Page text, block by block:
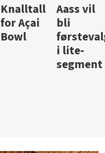
Brus og
jus fra
Berentsen
Hard
iste fra
Hansa